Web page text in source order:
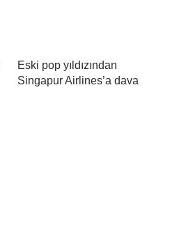
Eski pop yıldızından
Singapur Airlines’a dava